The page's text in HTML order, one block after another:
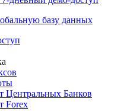
базу данных
Центральных Банков
Forex